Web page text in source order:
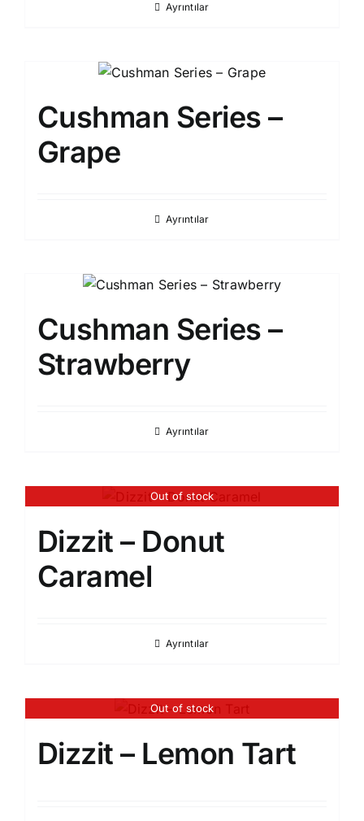
Ayrıntılar
Cushman Series –
Grape
Ayrıntılar
Cushman Series –
Strawberry
Ayrıntılar
Out of stock
Dizzit – Donut
Caramel
Ayrıntılar
Out of stock
Dizzit – Lemon Tart